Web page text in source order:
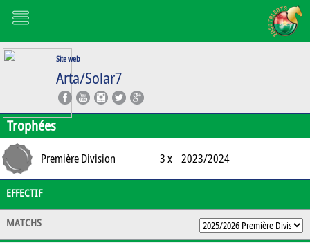
Site web |
Arta/Solar7
Trophées
Première Division 3 x 2023/2024
EFFECTIF
MATCHS